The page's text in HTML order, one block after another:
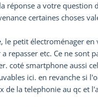
réponse a votre question
certaines choses
le petit électroménager
repasser etc. Ce ne sont
coté smartphone aussi
ici. en revanche si
de la telephonie au qc et